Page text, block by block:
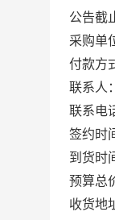
公告截
采购单
付款方
联系人：
联系电
签约时
到货时
预算总
收货地